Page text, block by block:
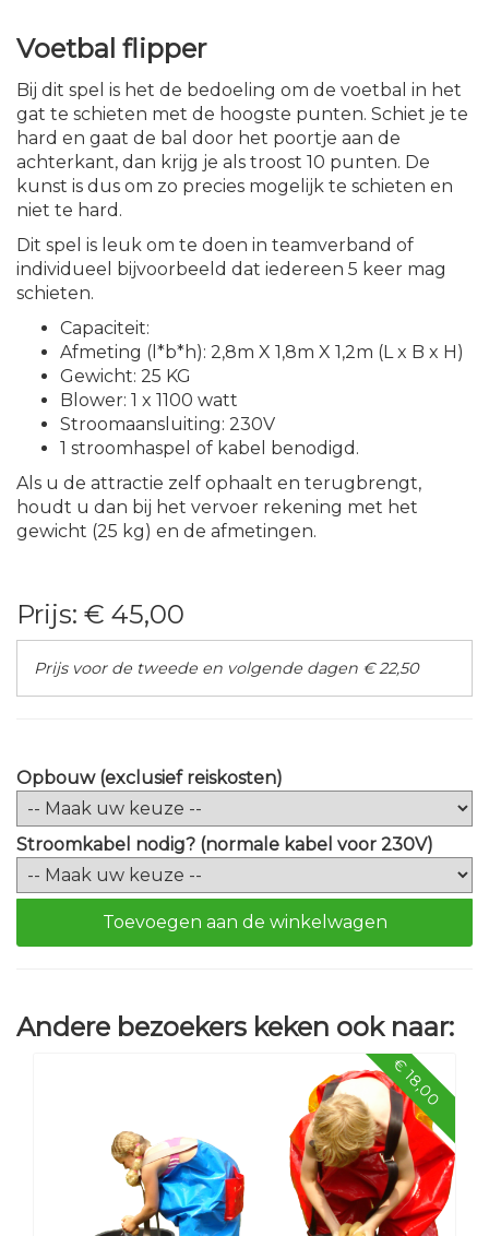
Voetbal flipper
Bij dit spel is het de bedoeling om de voetbal in het
gat te schieten met de hoogste punten. Schiet je te
hard en gaat de bal door het poortje aan de
achterkant, dan krijg je als troost 10 punten. De
kunst is dus om zo precies mogelijk te schieten en
niet te hard.
Dit spel is leuk om te doen in teamverband of
individueel bijvoorbeeld dat iedereen 5 keer mag
schieten.
Capaciteit:
Afmeting (l*b*h): 2,8m X 1,8m X 1,2m (L x B x H)
Gewicht: 25 KG
Blower: 1 x 1100 watt
Stroomaansluiting: 230V
1 stroomhaspel of kabel benodigd.
Als u de attractie zelf ophaalt en terugbrengt,
houdt u dan bij het vervoer rekening met het
gewicht (25 kg) en de afmetingen.
Prijs: € 45,00
Prijs voor de tweede en volgende dagen € 22,50
Opbouw (exclusief reiskosten)
Stroomkabel nodig? (normale kabel voor 230V)
Toevoegen aan de winkelwagen
Andere bezoekers keken ook naar:
€ 18,00